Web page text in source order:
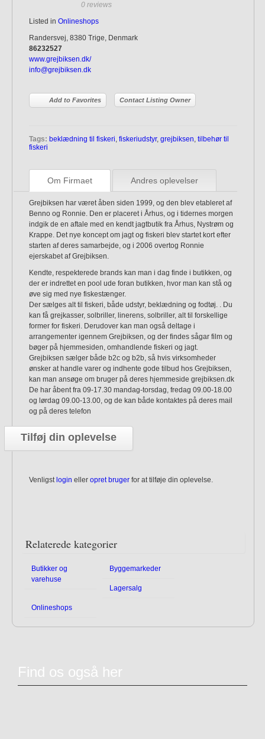
0 reviews
Listed in Onlineshops
Randersvej, 8380 Trige, Denmark
86232527
www.grejbiksen.dk/
info@grejbiksen.dk
Add to Favorites Contact Listing Owner
Tags: beklædning til fiskeri, fiskeriudstyr, grejbiksen, tilbehør til
fiskeri
Om Firmaet Andres oplevelser
Grejbiksen har været åben siden 1999, og den blev etableret af
Benno og Ronnie. Den er placeret i Århus, og i tidernes morgen
indgik de en aftale med en kendt jagtbutik fra Århus, Nystrøm og
Krappe. Det nye koncept om jagt og fiskeri blev startet kort efter
starten af deres samarbejde, og i 2006 overtog Ronnie
ejerskabet af Grejbiksen.
Kendte, respekterede brands kan man i dag finde i butikken, og
der er indrettet en pool ude foran butikken, hvor man kan stå og
øve sig med nye fiskestænger.
Der sælges alt til fiskeri, både udstyr, beklædning og fodtøj. . Du
kan få grejkasser, solbriller, linerens, solbriller, alt til forskellige
former for fiskeri. Derudover kan man også deltage i
arrangementer igennem Grejbiksen, og der findes sågar film og
bøger på hjemmesiden, omhandlende fiskeri og jagt.
Grejbiksen sælger både b2c og b2b, så hvis virksomheder
ønsker at handle varer og indhente gode tilbud hos Grejbiksen,
kan man ansøge om bruger på deres hjemmeside grejbiksen.dk
De har åbent fra 09-17.30 mandag-torsdag, fredag 09.00-18.00
og lørdag 09.00-13.00, og de kan både kontaktes på deres mail
og på deres telefon
Tilføj din oplevelse
Venligst login eller opret bruger for at tilføje din oplevelse.
Relaterede kategorier
Butikker og
varehuse
Byggemarkeder
Lagersalg
Onlineshops
Find os også her